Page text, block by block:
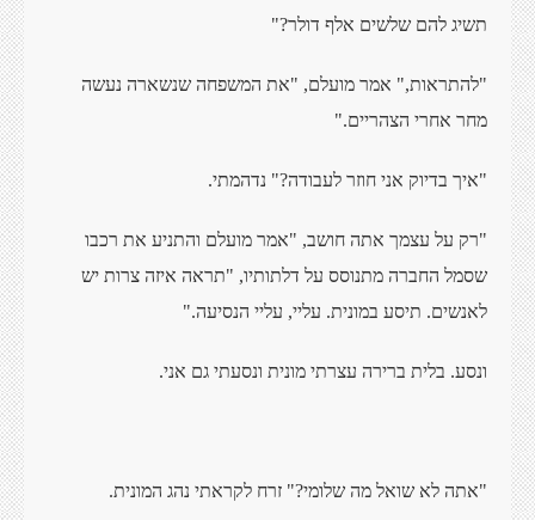
תשיג להם שלשים אלף דולר?"
"להתראות," אמר מועלם, "את המשפחה שנשארה נעשה
מחר אחרי הצהריים."
"איך בדיוק אני חוזר לעבודה?" נדהמתי.
"רק על עצמך אתה חושב, "אמר מועלם והתניע את רכבו
שסמל החברה מתנוסס על דלתותיו, "תראה איזה צרות יש
לאנשים. תיסע במונית. עליי, עליי הנסיעה."
ונסע. בלית ברירה עצרתי מונית ונסעתי גם אני.
"אתה לא שואל מה שלומי?" זרח לקראתי נהג המונית.